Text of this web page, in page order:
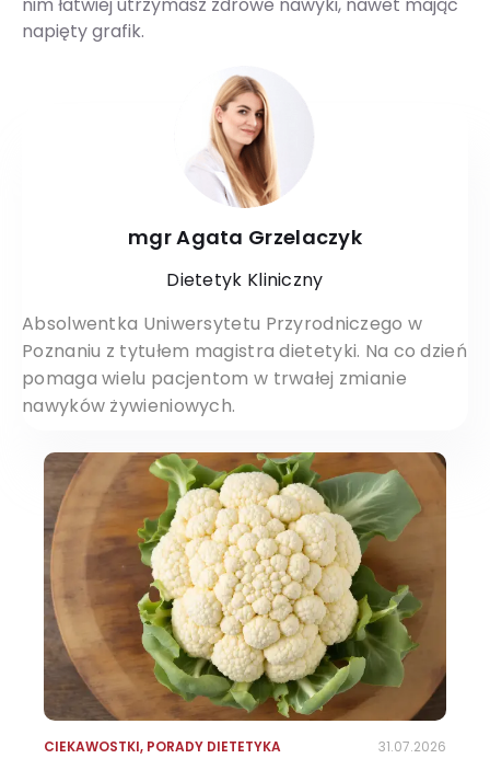
nim łatwiej utrzymasz zdrowe nawyki, nawet mając
napięty grafik.
mgr Agata Grzelaczyk
Dietetyk Kliniczny
Absolwentka Uniwersytetu Przyrodniczego w
Poznaniu z tytułem magistra dietetyki. Na co dzień
pomaga wielu pacjentom w trwałej zmianie
nawyków żywieniowych.
CIEKAWOSTKI, PORADY DIETETYKA 31.07.2026